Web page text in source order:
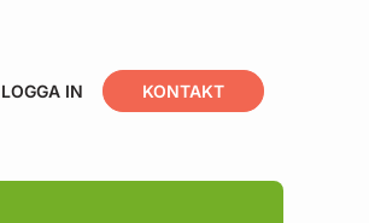
LOGGA IN KONTAKT